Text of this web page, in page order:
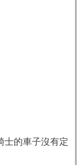
士的車子沒有定